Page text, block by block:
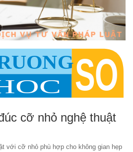
cỡ nhỏ nghệ thuật
với cỡ nhỏ phù hợp cho không gian hẹp